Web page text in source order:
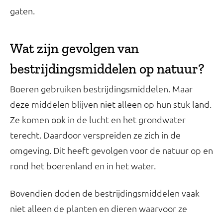
gaten.
Wat zijn gevolgen van
bestrijdingsmiddelen op natuur?
Boeren gebruiken bestrijdingsmiddelen. Maar
deze middelen blijven niet alleen op hun stuk land.
Ze komen ook in de lucht en het grondwater
terecht. Daardoor verspreiden ze zich in de
omgeving. Dit heeft gevolgen voor de natuur op en
rond het boerenland en in het water.
Bovendien doden de bestrijdingsmiddelen vaak
niet alleen de planten en dieren waarvoor ze